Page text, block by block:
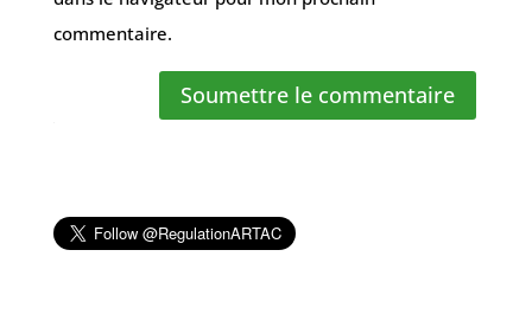
commentaire.
Soumettre le commentaire